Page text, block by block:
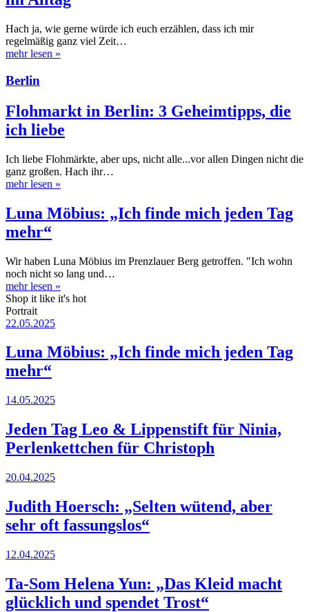
Hach ja, wie gerne würde ich euch erzählen, dass ich mir
regelmäßig ganz viel Zeit…
mehr lesen »
Berlin
Flohmarkt in Berlin: 3 Geheimtipps, die
ich liebe
Ich liebe Flohmärkte, aber ups, nicht alle...vor allen Dingen nicht die
ganz großen. Hach ihr…
mehr lesen »
Luna Möbius: „Ich finde mich jeden Tag
mehr“
Wir haben Luna Möbius im Prenzlauer Berg getroffen. "Ich wohn
noch nicht so lang und…
mehr lesen »
Shop it like it's hot
Portrait
22.05.2025
Luna Möbius: „Ich finde mich jeden Tag
mehr“
14.05.2025
Jeden Tag Leo & Lippenstift für Ninia,
Perlenkettchen für Christoph
20.04.2025
Judith Hoersch: „Selten wütend, aber
sehr oft fassungslos“
12.04.2025
Ta-Som Helena Yun: „Das Kleid macht
glücklich und spendet Trost“